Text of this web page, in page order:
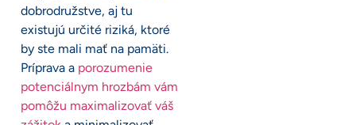
dobrodružstve, aj tu
existujú určité riziká, ktoré
by ste mali mať na pamäti.
Príprava a porozumenie
potenciálnym hrozbám vám
pomôžu maximalizovať váš